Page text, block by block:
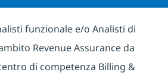
funzionale e/o Analisti di
Revenue Assurance da
di competenza Billing &